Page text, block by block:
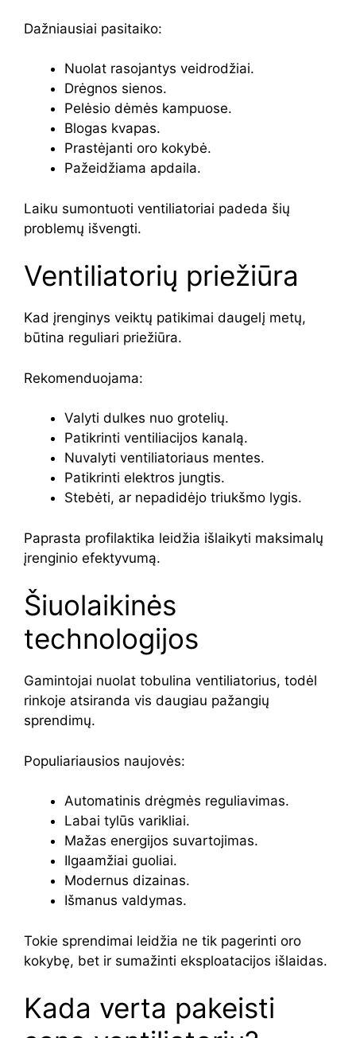
Dažniausiai pasitaiko:
Nuolat rasojantys veidrodžiai.
Drėgnos sienos.
Pelėsio dėmės kampuose.
Blogas kvapas.
Prastėjanti oro kokybė.
Pažeidžiama apdaila.
Laiku sumontuoti ventiliatoriai padeda šių
problemų išvengti.
Ventiliatorių priežiūra
Kad įrenginys veiktų patikimai daugelį metų,
būtina reguliari priežiūra.
Rekomenduojama:
Valyti dulkes nuo grotelių.
Patikrinti ventiliacijos kanalą.
Nuvalyti ventiliatoriaus mentes.
Patikrinti elektros jungtis.
Stebėti, ar nepadidėjo triukšmo lygis.
Paprasta profilaktika leidžia išlaikyti maksimalų
įrenginio efektyvumą.
Šiuolaikinės
technologijos
Gamintojai nuolat tobulina ventiliatorius, todėl
rinkoje atsiranda vis daugiau pažangių
sprendimų.
Populiariausios naujovės:
Automatinis drėgmės reguliavimas.
Labai tylūs varikliai.
Mažas energijos suvartojimas.
Ilgaamžiai guoliai.
Modernus dizainas.
Išmanus valdymas.
Tokie sprendimai leidžia ne tik pagerinti oro
kokybę, bet ir sumažinti eksploatacijos išlaidas.
Kada verta pakeisti